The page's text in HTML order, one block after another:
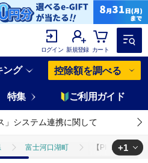
ログイン 新規登録 カート
ング 控除額を調べる
特集 ご利用ガイド
」システム連携に関して
富士河口湖町 【PICA富士西
+1